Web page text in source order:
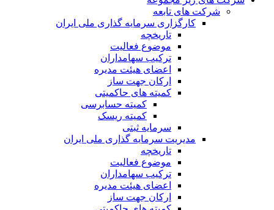
شرکت های تابعه
کارگزاری سرمایه گذاری ملی ایران
تاریخچه
موضوع فعالیت
ترکیب سهامداران
اعضای هیئت مدیره
ارکان جهت ساز
کمیته های حاکمیتی
کمیته حسابرسی
کمیته ریسک
سرمایه ثبتی
مدیریت سرمایه گذاری ملی ایران
تاریخچه
موضوع فعالیت
ترکیب سهامداران
اعضای هیئت مدیره
ارکان جهت ساز